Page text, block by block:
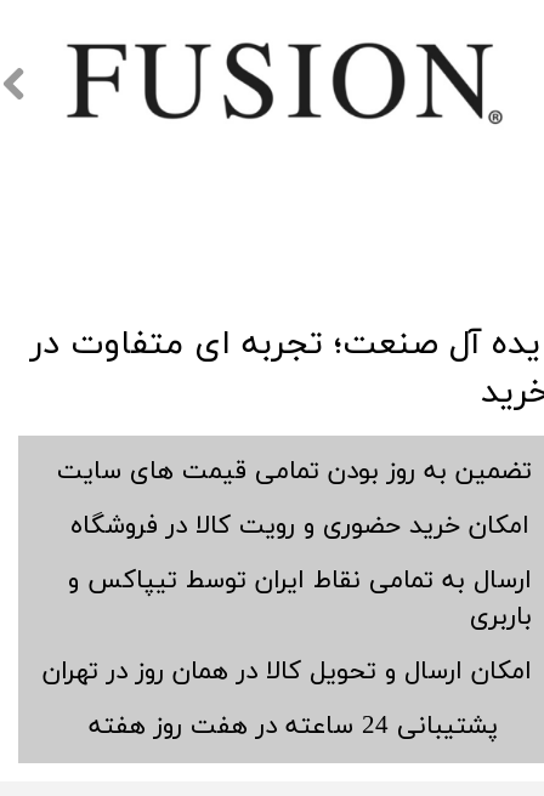
​تضمین به روز بودن تمامی قیمت های سایت
​امکان خرید حضوری و رویت کالا در فروشگاه
​ارسال به تمامی نقاط ایران توسط تیپاکس و
باربری
​امکان ارسال و تحویل کالا در همان روز در تهران
​پشتیبانی 24 ساعته در هفت روز هفته
آل صنعت؛ تجربه ای متفاوت در